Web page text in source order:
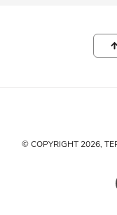
© COPYRIGHT 2026,